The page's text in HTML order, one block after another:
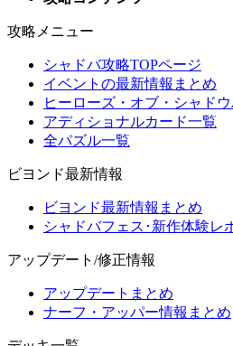
攻略メニュー
シャドバ攻略TOPページ
イベントの最新情報まとめ
ヒーローズ・オブ・シャド
アディショナルカード一覧
全パズル一覧
ビヨンド最新情報
ビヨンド最新情報まとめ
シャドバフェス･新作体験レ
アップデート/修正情報
アップデートまとめ
ナーフ・アッパー情報まとめ